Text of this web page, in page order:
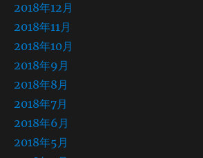
2018年12月
2018年11月
2018年10月
2018年9月
2018年8月
2018年7月
2018年6月
2018年5月